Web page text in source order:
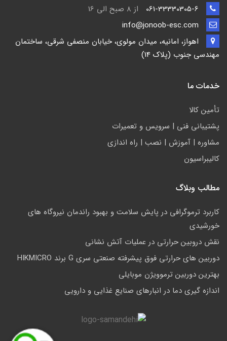
از 8 صبح الی 16
اهواز، امانیه، میدان مولوی، خیابان منصفی شرقی، ساختمان
مهندسی جنوب (پلاک 14)
خدمات ما
تأمين كالا
پشتيباني فني | سرويس و تعمیرات
مشاوره | آموزش | نصب | راه اندازی
کالیبراسیون
مطالب وبلاگ
کاربرد ترموگرافی در پایش سلامت و بهبود راندمان نیروگاه های
خورشیدی
نقش دروبین حرارتی در عملیات آتش نشانی
دوربین های حرارتی فوق پیشرفته صنعتی سری G برند HIKMICRO
بهترین دوربین ترموویژن موبایلی
اندازه گیری دما در انبارهای صنایع غذایی و دارویی